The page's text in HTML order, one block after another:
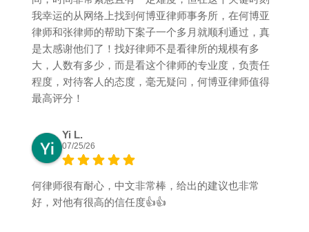
我幸运的从网络上找到何博亚律师事务所，在何博亚
律师和张律师的帮助下案子一个多月就顺利通过，真
是太感谢他们了！找好律师不是看律所的规模有多
大，人数有多少，而是看这个律师的专业度，负责任
程度，对待客人的态度，毫无疑问，何博亚律师值得
最高评分！
Yi L.
07/25/26
何律师很有耐心，中文非常棒，给出的建议也非常
好，对他有很高的信任度👍👍